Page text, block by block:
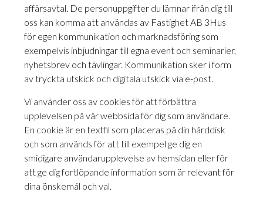
affärsavtal. De personuppgifter du lämnar ifrån dig till
oss kan komma att användas av Fastighet AB 3Hus
för egen kommunikation och marknadsföring som
exempelvis inbjudningar till egna event och seminarier,
nyhetsbrev och tävlingar. Kommunikation sker i form
av tryckta utskick och digitala utskick via e-post.
Vi använder oss av cookies för att förbättra
upplevelsen på vår webbsida för dig som användare.
En cookie är en textfil som placeras på din hårddisk
och som används för att till exempel ge dig en
smidigare användarupplevelse av hemsidan eller för
att ge dig fortlöpande information som är relevant för
dina önskemål och val.